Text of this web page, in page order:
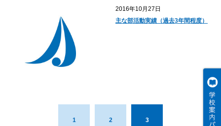
2016年10月27日
主な部活動実績（過去3年間程度）
1 2 3